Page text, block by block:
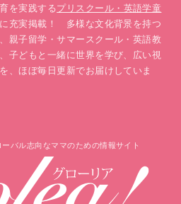
を実践するプリスクール・英語学童
充実掲載！ 多様な文化背景を持つ
親子留学・サマースクール・英語教
子どもと一緒に世界を学び、広い視
、ほぼ毎日更新でお届けしていま
バル志向なママのための情報サイト